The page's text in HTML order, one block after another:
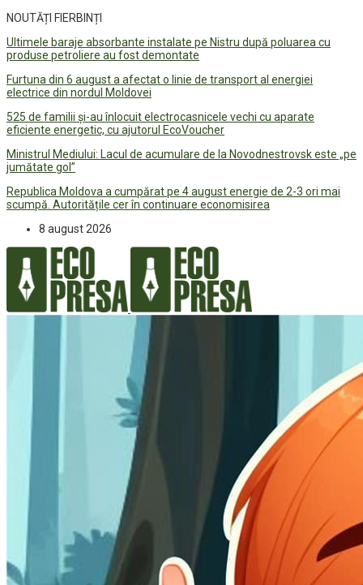
NOUTĂȚI FIERBINȚI
Ultimele baraje absorbante instalate pe Nistru după poluarea cu
produse petroliere au fost demontate
Furtuna din 6 august a afectat o linie de transport al energiei
electrice din nordul Moldovei
525 de familii și-au înlocuit electrocasnicele vechi cu aparate
eficiente energetic, cu ajutorul EcoVoucher
Ministrul Mediului: Lacul de acumulare de la Novodnestrovsk este „pe
jumătate gol”
Republica Moldova a cumpărat pe 4 august energie de 2-3 ori mai
scumpă. Autoritățile cer în continuare economisirea
8 august 2026